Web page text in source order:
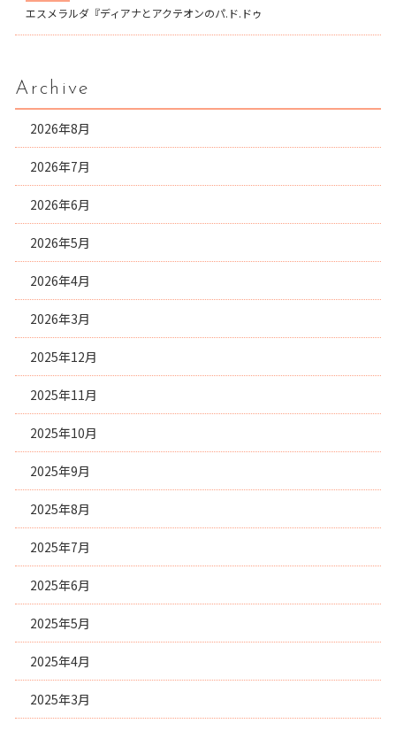
エスメラルダ『ディアナとアクテオンのパ.ド.ドゥ
Archive
2026年8月
2026年7月
2026年6月
2026年5月
2026年4月
2026年3月
2025年12月
2025年11月
2025年10月
2025年9月
2025年8月
2025年7月
2025年6月
2025年5月
2025年4月
2025年3月